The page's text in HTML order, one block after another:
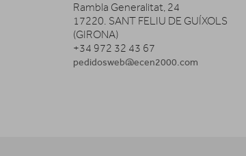
Rambla Generalitat, 24
17220. SANT FELIU DE GUÍXOLS
(GIRONA)
+34 972 32 43 67
pedidosweb@ecen2000.com